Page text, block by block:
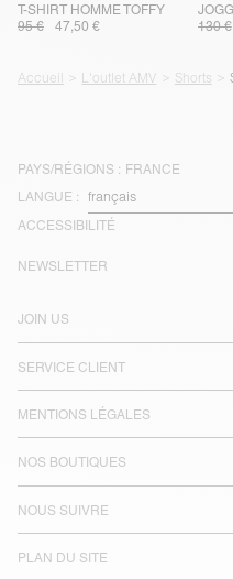
T-SHIRT HOMME TOFFY
95 €
47,50 €
130 €
Accueil L'outlet AMV Shorts
PAYS/RÉGIONS : FRANCE
LANGUE :
ACCESSIBILITÉ
JOIN US
SERVICE CLIENT
MENTIONS LÉGALES
NOS BOUTIQUES
NOUS SUIVRE
PLAN DU SITE
NEWSLETTER